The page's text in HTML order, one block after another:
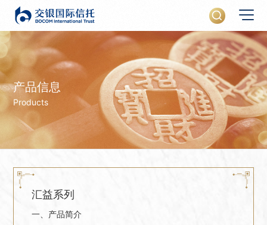
产品信息
Products
汇益系列
一、产品简介